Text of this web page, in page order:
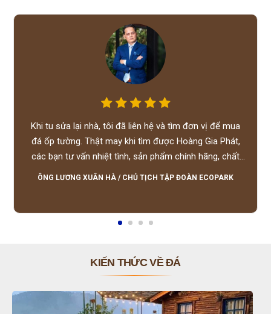
Khi tu sửa lại nhà, tôi đã liên hệ và tìm đơn vị để mua
đá ốp tường. Thật may khi tìm được Hoàng Gia Phát,
các bạn tư vấn nhiệt tình, sản phẩm chính hãng, chất
lượng tốt, giá hợp lý, hỗ trợ tận tình.
ÔNG LƯƠNG XUÂN HÀ / CHỦ TỊCH TẬP ĐOÀN ECOPARK
KIẾN THỨC VỀ ĐÁ